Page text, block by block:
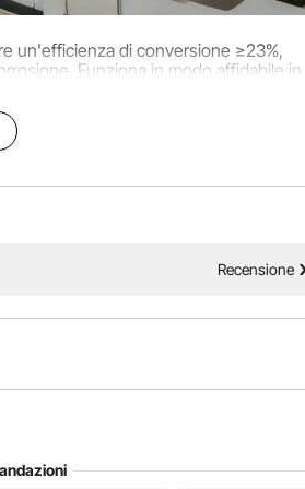
un'efficienza di conversione ≥23%,
Funziona in modo affidabile in
ad alta efficienza. Con un
Recensione